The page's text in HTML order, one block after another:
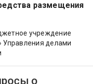
размещения
учреждение
Управления делами
о